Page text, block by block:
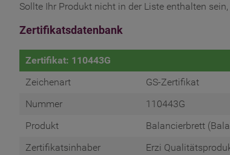
Sollte Ihr Produkt nicht in der Liste enthalten
Zertifikatsdatenbank
Zertifikat: 110443G
Zeichenart
GS-Zertifikat
Nummer
110443G
Produkt
Balancierbrett
Zertifikatsinhaber
Erzi